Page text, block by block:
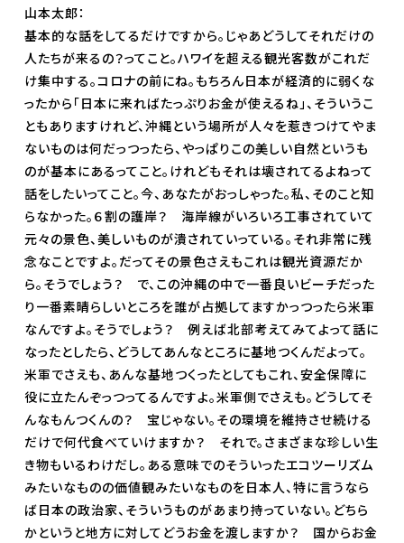
山本太郎：
基本的な話をしてるだけですから。じゃあどうしてそれだけの
人たちが来るの？ってこと。ハワイを超える観光客数がこれだ
け集中する。コロナの前にね。もちろん日本が経済的に弱くな
ったから「日本に来ればたっぷりお金が使えるね」、そういうこ
ともありますけれど、沖縄という場所が人々を惹きつけてやま
ないものは何だっつったら、やっぱりこの美しい自然というも
のが基本にあるってこと。けれどもそれは壊されてるよねって
話をしたいってこと。今、あなたがおっしゃった。私、そのこと知
らなかった。６割の護岸？ 海岸線がいろいろ工事されていて
元々の景色、美しいものが潰されていっている。それ非常に残
念なことですよ。だってその景色さえもこれは観光資源だか
ら。そうでしょう？ で、この沖縄の中で一番良いビーチだった
り一番素晴らしいところを誰が占拠してますかっつったら米軍
なんですよ。そうでしょう？ 例えば北部考えてみてよって話に
なったとしたら、どうしてあんなところに基地つくんだよって。
米軍でさえも、あんな基地つくったとしてもこれ、安全保障に
役に立たんぞっつってるんですよ。米軍側でさえも。どうしてそ
んなもんつくんの？ 宝じゃない。その環境を維持させ続ける
だけで何代食べていけますか？ それで。さまざまな珍しい生
き物もいるわけだし。ある意味でのそういったエコツーリズム
みたいなものの価値観みたいなものを日本人、特に言うなら
ば日本の政治家、そういうものがあまり持っていない。どちら
かというと地方に対してどうお金を渡しますか？ 国からお金